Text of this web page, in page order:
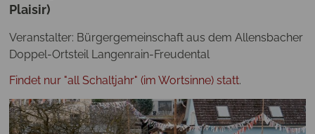
Plaisir)
Veranstalter: Bürgergemeinschaft aus dem Allensbacher
Doppel-Ortsteil Langenrain-Freudental
Findet nur "all Schaltjahr" (im Wortsinne) statt.